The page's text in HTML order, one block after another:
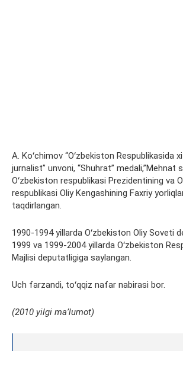
A. Koʻchimov “Oʻzbekiston Respublikasida
jurnalist” unvoni, “Shuhrat” medali,”Mehnat
Oʻzbekiston respublikasi Prezidentining va
respublikasi Oliy Kengashining Faxriy
taqdirlangan.
1990-1994 yillarda Oʻzbekiston Oliy Soveti
1999 va 1999-2004 yillarda Oʻzbekiston
Majlisi deputatligiga saylangan.
Uch farzandi, toʻqqiz nafar nabirasi bor.
(2010 yilgi maʼlumot)